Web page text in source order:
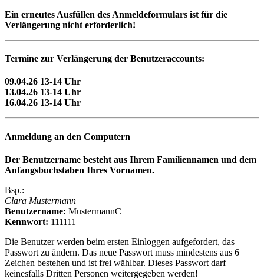
Ein erneutes Ausfüllen des Anmeldeformulars ist für die
Verlängerung nicht erforderlich!
Termine zur Verlängerung der Benutzeraccounts:
09.04.26 13-14 Uhr
13.04.26 13-14 Uhr
16.04.26 13-14 Uhr
Anmeldung an den Computern
Der Benutzername besteht aus Ihrem Familiennamen und dem
Anfangsbuchstaben Ihres Vornamen.
Bsp.:
Clara Mustermann
Benutzername: MustermannC
Kennwort: 111111
Die Benutzer werden beim ersten Einloggen aufgefordert, das
Passwort zu ändern. Das neue Passwort muss mindestens aus 6
Zeichen bestehen und ist frei wählbar. Dieses Passwort darf
keinesfalls Dritten Personen weitergegeben werden!